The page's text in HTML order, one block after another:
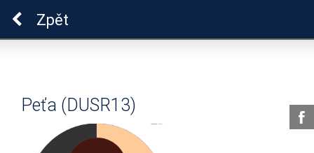
Zpět
Peťa (DUSR13)